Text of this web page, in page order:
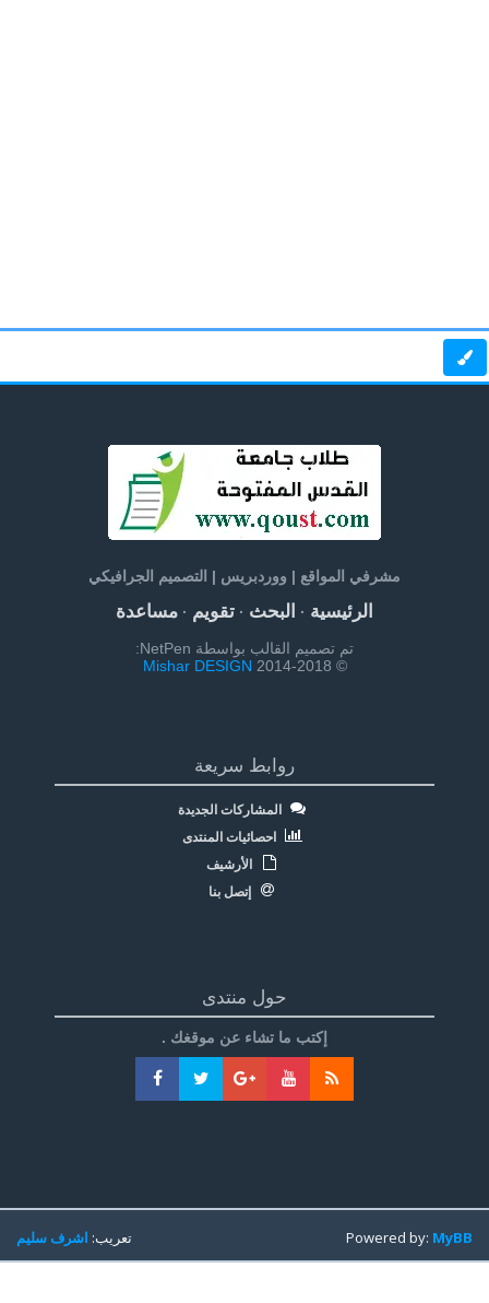
مشرفي المواقع | ووردبريس | التصميم الجرافيكي
الرئيسية· البحث· تقويم· مساعدة
تم تصميم القالب بواسطة NetPen:
© 2014-2018
Mishar DESIGN
روابط سريعة
المشاركات الجديدة
احصائيات المنتدى
الأرشيف
إتصل بنا
حول منتدى
إكتب ما تشاء عن موقغك .
تعريب:اشرف سليم Powered by:MyBB